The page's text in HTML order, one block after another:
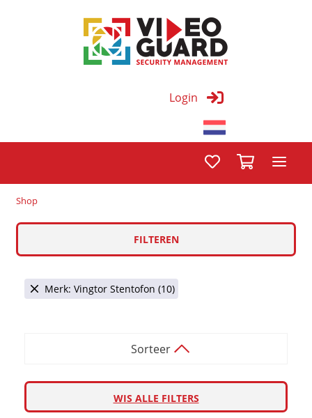
Login
Shop
FILTEREN
Merk: Vingtor Stentofon (10)
Sorteer
WIS ALLE FILTERS